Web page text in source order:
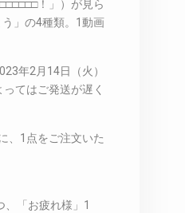
！」）が見ら
」の4種類。1動画
年2月14日（火）
てはご発送が遅く
、1点をご注文いた
「お疲れ様」1